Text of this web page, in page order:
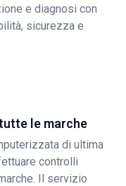
e diagnosi con
sicurezza e
le marche
di ultima
controlli
Il servizio